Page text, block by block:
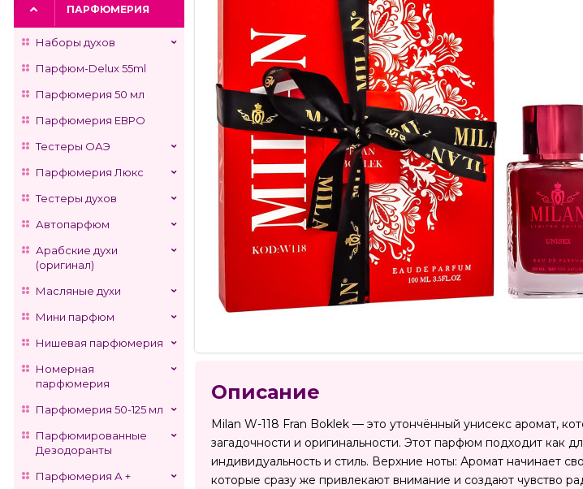
ПАРФЮМЕРИЯ
Наборы духов
Парфюм-Delux 55ml
Парфюмерия 50 мл
Парфюмерия ЕВРО
Тестеры ОАЭ
Парфюмерия Люкс
Тестеры духов
Автопарфюм
Арабские духи
(оригинал)
Масляные духи
Мини парфюм
Нишевая парфюмерия
Номерная
парфюмерия
Парфюмерия 50-125 мл
Парфюмированные
Дезодоранты
Парфюмерия А +
Описание
Milan W-118 Fran Boklek — это утончённый унисекс аромат,
загадочности и оригинальности. Этот парфюм подходит как
индивидуальность и стиль. Верхние ноты: Аромат начинает
которые сразу же привлекают внимание и создают чувство